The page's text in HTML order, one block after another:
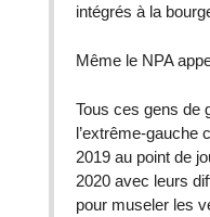
intégrés à la
Même le NPA
Tous ces gens de
l’extrême-gauche
2019 au point de
2020 avec leurs
pour museler les